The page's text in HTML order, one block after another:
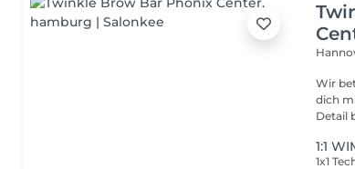
Wir
dich mit
Detail
1:1